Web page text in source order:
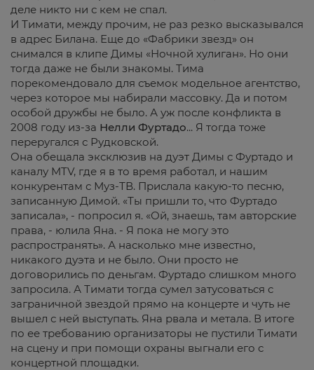
деле никто ни с кем не спал.
И Тимати, между прочим, не раз резко высказывался
в адрес Билана. Еще до «Фабрики звезд» он
снимался в клипе Димы «Ночной хулиган». Но они
тогда даже не были знакомы. Тима
порекомендовало для съемок модельное агентство,
через которое мы набирали массовку. Да и потом
особой дружбы не было. А уж после конфликта в
2008 году из-за Нелли Фуртадо... Я тогда тоже
переругался с Рудковской.
Она обещала эксклюзив на дуэт Димы с Фуртадо и
каналу MTV, где я в то время работал, и нашим
конкурентам с Муз-ТВ. Прислала какую-то песню,
записанную Димой. «Ты пришли то, что Фуртадо
записала», - попросил я. «Ой, знаешь, там авторские
права, - юлила Яна. - Я пока не могу это
распространять». А насколько мне известно,
никакого дуэта и не было. Они просто не
договорились по деньгам. Фуртадо слишком много
запросила. А Тимати тогда сумел затусоваться с
заграничной звездой прямо на концерте и чуть не
вышел с ней выступать. Яна рвала и метала. В итоге
по ее требованию организаторы не пустили Тимати
на сцену и при помощи охраны выгнали его с
концертной площадки.